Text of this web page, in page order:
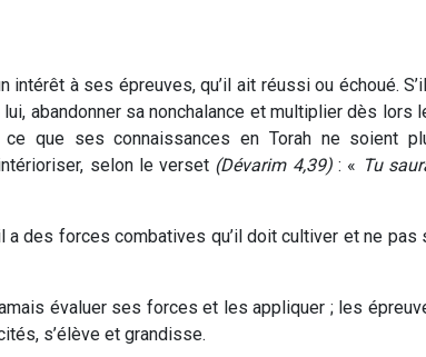
intérêt à ses épreuves, qu’il ait réussi ou échoué.
abandonner sa nonchalance et multiplier dès lors
que ses connaissances en Torah ne soient
selon le verset (Dévarim 4,39): « Tu
a des forces combatives qu’il doit cultiver et ne pas
évaluer ses forces et les appliquer ; les
s’élève et grandisse.